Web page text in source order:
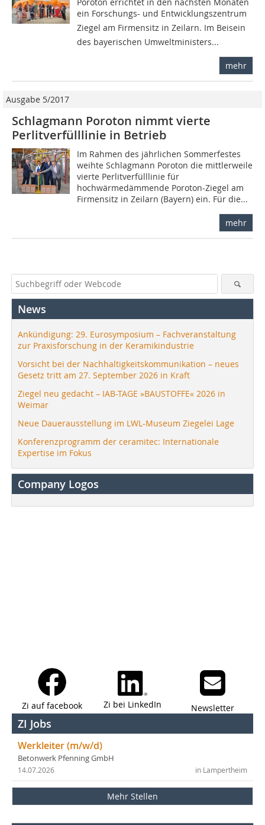
ein Forschungs- und Entwicklungszentrum
Ziegel am Firmensitz in Zeilarn. Im Beisein
des bayerischen Umweltministers...
mehr
Ausgabe 5/2017
Schlagmann Poroton nimmt vierte
Perlitverfülllinie in Betrieb
Im Rahmen des jährlichen Sommerfestes
weihte Schlagmann Poroton die mittlerweile
vierte Perlitverfülllinie für
hochwärmedämmende Poroton-Ziegel am
Firmensitz in Zeilarn (Bayern) ein. Für die...
mehr
News
Ankündigung: 29. Eurosymposium – Fachveranstaltung
zur Praxisforschung in der Keramikindustrie
Vorsicht bei der Nachhaltigkeitskommunikation – neues
Gesetz tritt am 27. September 2026 in Kraft
Ziegel neu gedacht – IAB-TAGE »BAUSTOFFE« 2026 in
Weimar
Neue Dauerausstellung im LWL-Museum Ziegelei Lage
Konferenzprogramm der ceramitec: Internationale
Expertise im Fokus
Company Logos
Zi auf facebook Zi bei LinkedIn Newsletter
ZI Jobs
Werkleiter (m/w/d)
Betonwerk Pfenning GmbH
in Lampertheim
14.07.2026
Mehr Stellen